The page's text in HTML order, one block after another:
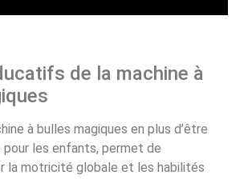
de la machine à
à bulles magiques en plus d’être
les enfants, permet de
la motricité globale et les habilités